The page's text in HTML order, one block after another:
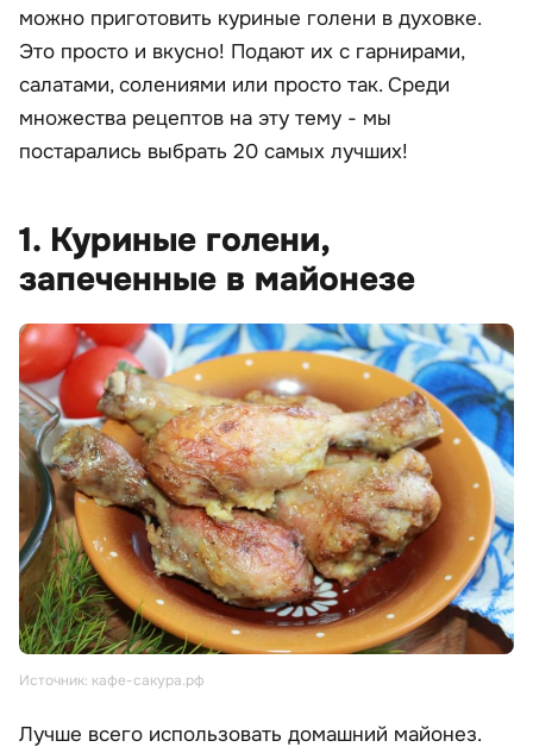
можно приготовить куриные голени в духовке.
Это просто и вкусно! Подают их с гарнирами,
салатами, солениями или просто так. Среди
множества рецептов на эту тему - мы
постарались выбрать 20 самых лучших!
1. Куриные голени,
запеченные в майонезе
Источник: кафе-сакура.рф
Лучше всего использовать домашний майонез.